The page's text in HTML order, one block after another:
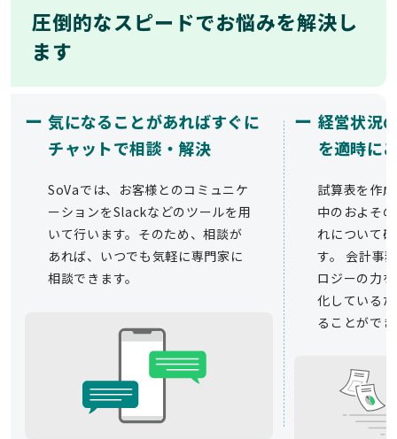
圧倒的なスピードでお悩みを解決し
ます
ー 気になることがあればすぐに
チャットで相談・解決
SoVaでは、お客様とのコミュニケ
ーションをSlackなどのツールを用
いて行います。そのため、相談が
あれば、いつでも気軽に専門家に
相談できます。
ー 経営状況
を適時に
試算表を作
中のおよそ
れについて
す。 会計事
ロジーの力
化している
ることがで